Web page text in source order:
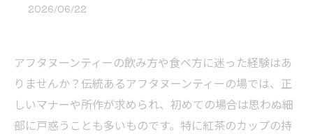
2026/06/22
アフタヌーンティーの飲み方や食べ方に迷った経験はあ
りませんか？伝統あるアフタヌーンティーの場では、正
しいマナーや所作が求められ、初めての場合は思わぬ細
部に戸惑うことも多いものです。特に紅茶のカップの持